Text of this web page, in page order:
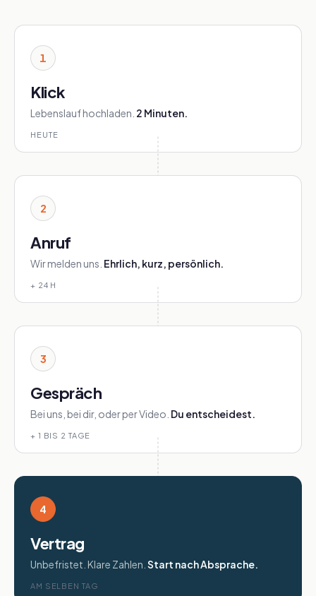
1
Klick
Lebenslauf hochladen. 2 Minuten.
HEUTE
2
Anruf
Wir melden uns. Ehrlich, kurz, persönlich.
+ 24 H
3
Gespräch
Bei uns, bei dir, oder per Video. Du entscheidest.
+ 1 BIS 2 TAGE
4
Vertrag
Unbefristet. Klare Zahlen. Start nach Absprache.
AM SELBEN TAG